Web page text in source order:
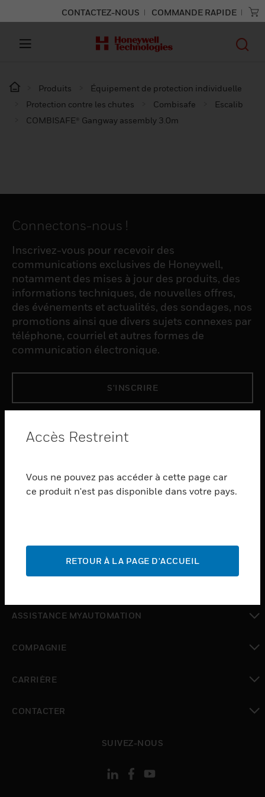
CONTACTEZ-NOUS COMMANDE RAPIDE
Produits
Équipement de protection individuelle
Protection contre les chutes
Combisafe
Escalib
COMBISAFE® Gangway assembly 3.0m
Connectons-nous !
Inscrivez-vous pour recevoir des
communications exclusives de Honeywell,
notamment des mises à jour des produits, des
informations techniques, de nouvelles offres,
des événements et actualités, des sondages, nos
promotions ainsi que divers sujets connexes par
téléphone, courriel et autres formes de
communication électronique.
S'INSCRIRE
toggle view
SERVICES
toggle view
toggle view
toggle view
ASSISTANCE MYAUTOMATION
COMPAGNIE
CARRIÈRE
CONTACTER
SUIVEZ-NOUS
Accès Restreint
Vous ne pouvez pas accéder à cette page car
ce produit n'est pas disponible dans votre pays.
RETOUR À LA PAGE D'ACCUEIL